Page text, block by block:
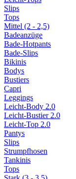
Slips
Tops
Mittel (2 - 2,5)
Badeanzüge
Bade-Hotpants
Bade-Slips
Bikinis
Bodys
Bustiers
Capri
Leggings
Leicht-Body 2.0
Leicht-Bustier 2.0
Leicht-Top 2.0
Pantys
Slips
Strumpfhosen
Tankinis
Tops